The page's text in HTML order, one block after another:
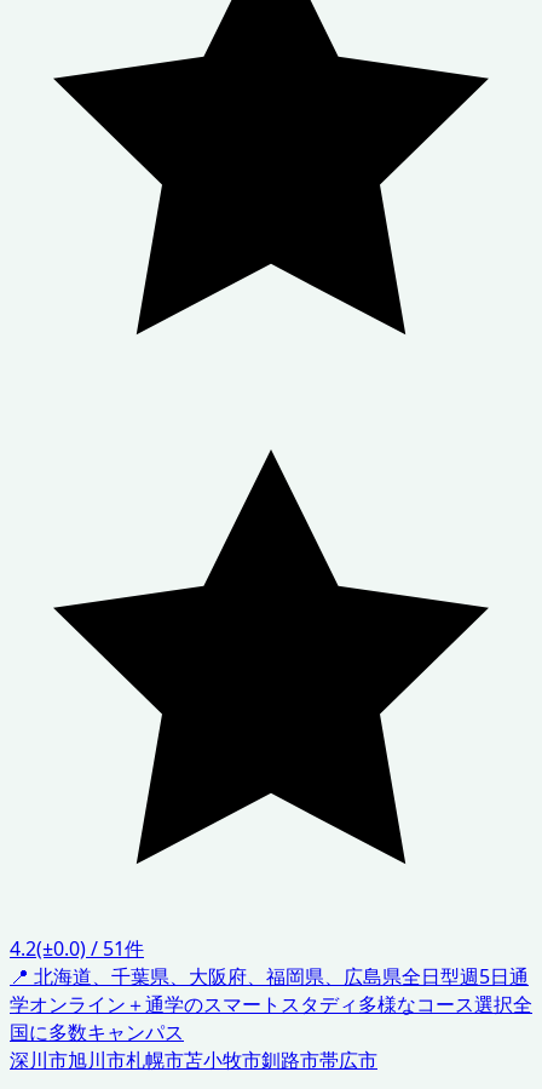
4.2(±0.0)/ 51件
📍 北海道、千葉県、大阪府、福岡県、広島県全日型週5日通
学オンライン＋通学のスマートスタディ多様なコース選択全
国に多数キャンパス
深川市旭川市札幌市苫小牧市釧路市帯広市